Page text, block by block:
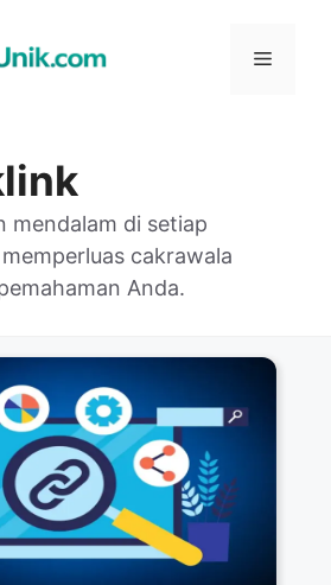
Menu
mendalam di setiap
cakrawala
Anda.